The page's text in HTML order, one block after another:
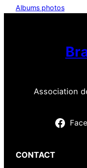
Albums photos
Association
CONTACT